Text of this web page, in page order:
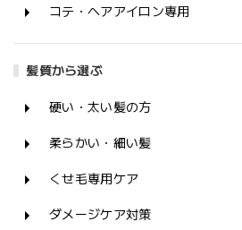
コテ・ヘアアイロン専用
髪質から選ぶ
硬い・太い髪の方
柔らかい・細い髪
くせ毛専用ケア
ダメージケア対策